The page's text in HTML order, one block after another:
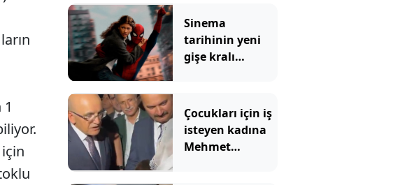
için
Sinema
tarihinin yeni
gişe kralı
geçti
Çocukları için iş
isteyen kadına
Mehmet